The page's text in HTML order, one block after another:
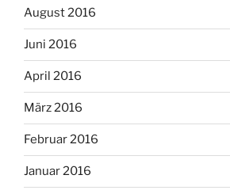
August 2016
Juni 2016
April 2016
März 2016
Februar 2016
Januar 2016